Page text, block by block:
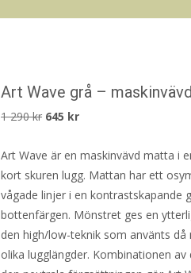
Art Wave grå –
1 290kr Det
priset
var:
1
290 kr.
645 krDet
priset
är:
645 kr.
Art Wave är en maskinvävd matta i
kort skuren lugg. Mattan har ett
vågade linjer i en kontrastskapande
bottenfärgen. Mönstret ges en
den high/low-teknik som använts
olika lugglängder. Kombinationen